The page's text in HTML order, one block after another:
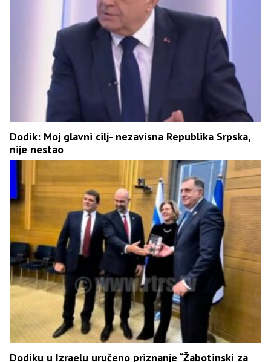
Dodik: Moj glavni cilj- nezavisna Republika Srpska,
nije nestao
Dodiku u Izraelu uručeno priznanje “Žabotinski za